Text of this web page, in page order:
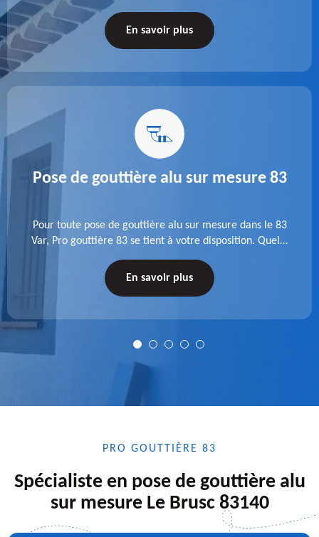
chaque besoin, notre équipe veille à réaliser des
gouttières performantes, durables et à la hauteur de
En savoir plus
Pose de gouttière alu sur mesure 83
Pour toute pose de gouttière alu sur mesure dans le 83
Var, Pro gouttière 83 se tient à votre disposition. Quelle
nous confiance.
En savoir plus
PRO GOUTTIÈRE 83
Spécialiste en pose de gouttière alu
sur mesure Le Brusc 83140